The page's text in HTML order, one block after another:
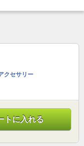
クセサリー
トに入れる